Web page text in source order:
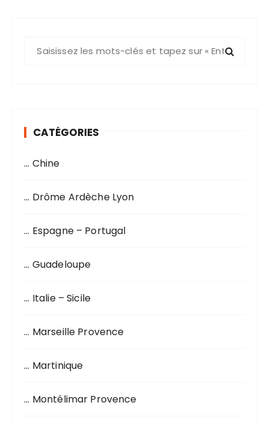
e
CATÉGORIES
… Chine
… Drôme Ardèche Lyon
… Espagne – Portugal
… Guadeloupe
… Italie – Sicile
… Marseille Provence
… Martinique
… Montélimar Provence